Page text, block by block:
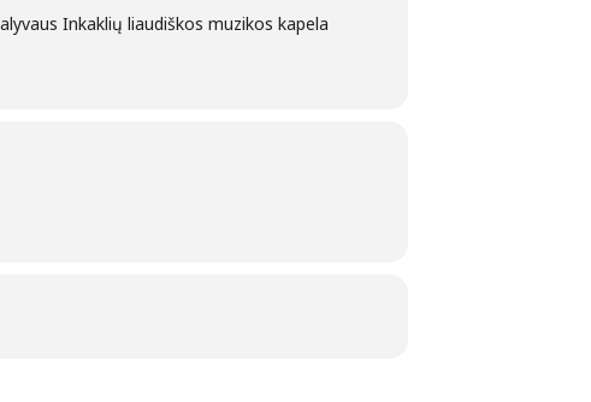
Inkaklių liaudiškos muzikos kapela